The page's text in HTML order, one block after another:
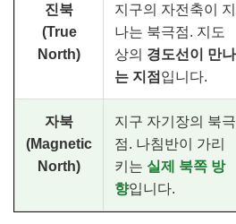
진북
(True
North)
지구의 자전축이 지
나는 북극점. 지도
상의 경도선이 만나
는 지점 입니다.
자북
(Magnetic
North)
지구 자기장의 북극
점. 나침반이 가리
키는 실제 북쪽 방
향입니다.